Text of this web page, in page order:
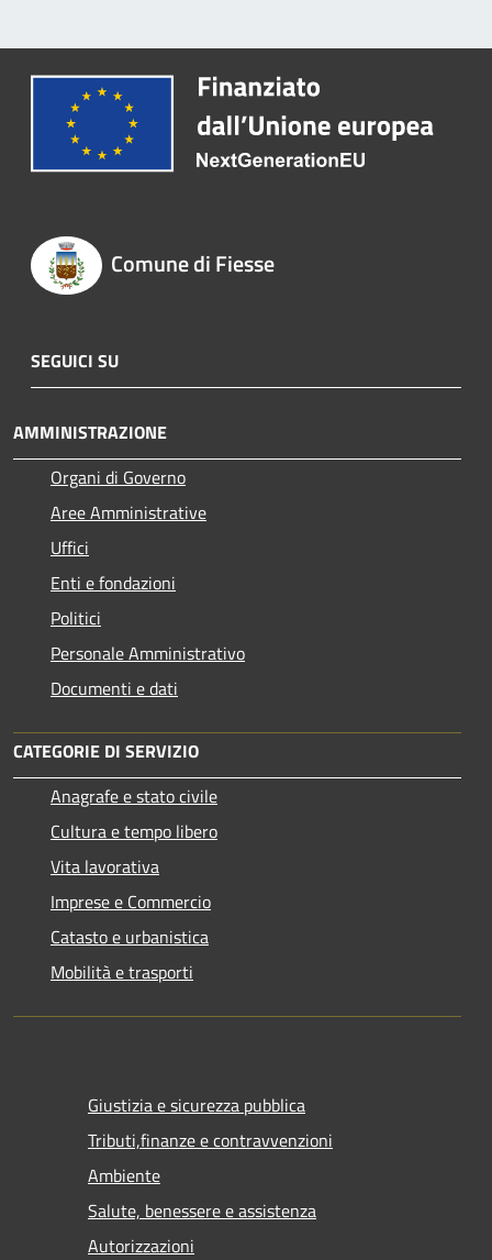
Comune di Fiesse
SEGUICI SU
AMMINISTRAZIONE
Organi di Governo
Aree Amministrative
Uffici
Enti e fondazioni
Politici
Personale Amministrativo
Documenti e dati
CATEGORIE DI SERVIZIO
Anagrafe e stato civile
Cultura e tempo libero
Vita lavorativa
Imprese e Commercio
Catasto e urbanistica
Mobilità e trasporti
Giustizia e sicurezza pubblica
Tributi,finanze e contravvenzioni
Ambiente
Salute, benessere e assistenza
Autorizzazioni